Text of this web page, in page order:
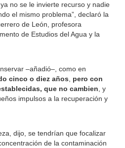
no se le invierte recurso y nadie
el mismo problema”, declaró la
de León, profesora
de Estudios del Agua y la
–añadió–, como en
cinco o diez años, pero con
que no cambien, y
impulsos a la recuperación y
dijo, se tendrían que focalizar
de la contaminación